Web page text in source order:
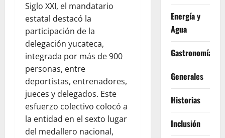
Siglo XXI, el mandatario
estatal destacó la
participación de la
delegación yucateca,
integrada por más de 900
personas, entre
deportistas, entrenadores,
jueces y delegados. Este
esfuerzo colectivo colocó a
la entidad en el sexto lugar
del medallero nacional,
Energía y
Agua
Gastronomía
Generales
Historias
Inclusión